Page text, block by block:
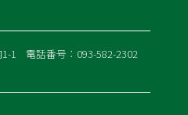
1
電話番号：093-582-2302